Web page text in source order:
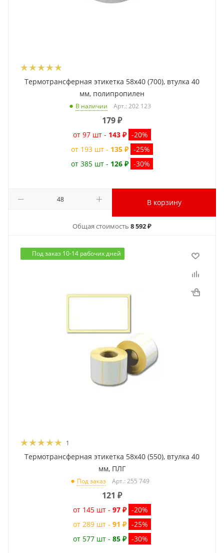
Термотрансферная этикетка 58x40 (700), втулка 40
мм, полипропилен
В наличии Арт.: 202 123
179₽
от 97 шт - 143 ₽ -20%
от 193 шт - 135 ₽ -25%
от 385 шт - 126 ₽ -30%
В корзину
Общая стоимость 8 592 ₽
Под заказ 10-14 рабочих дней
1
Термотрансферная этикетка 58x40 (550), втулка 40
мм, ПЛГ
Под заказ Арт.: 255 749
121 ₽
от 145 шт - 97 ₽ -20%
от 289 шт - 91 ₽ -25%
от 577 шт - 85 ₽ -30%